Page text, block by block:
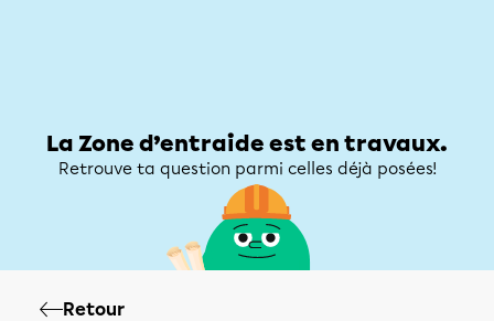
La Zone d’entraide est en travaux.
Retrouve ta question parmi celles déjà posées!
Retour